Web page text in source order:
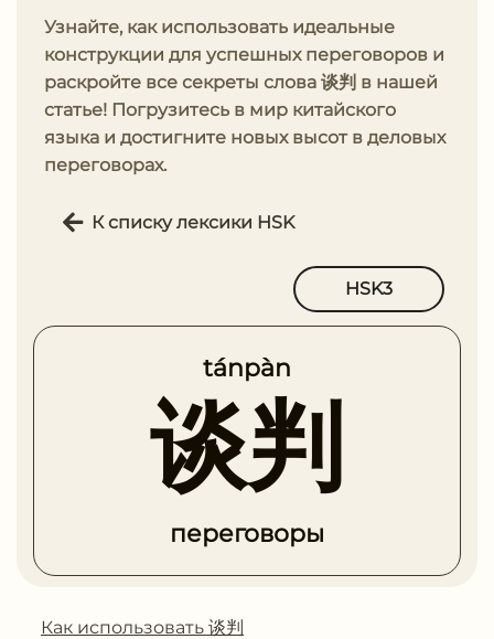
Узнайте, как использовать идеальные
конструкции для успешных переговоров и
раскройте все секреты слова 谈判 в нашей
статье! Погрузитесь в мир китайского
языка и достигните новых высот в деловых
переговорах.
К списку лексики HSK
HSK3
tánpàn
谈判
переговоры
Как использовать 谈判